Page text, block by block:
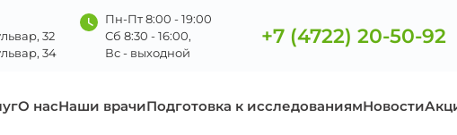
32
34
Пн-Пт 8:00 - 19:00
Сб 8:30 - 16:00,
Вс - выходной
+7 (4722) 20-50-92
О насНаши врачиПодготовка к исследованиямНовости